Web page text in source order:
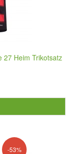
27 Heim Trikotsatz
-53%